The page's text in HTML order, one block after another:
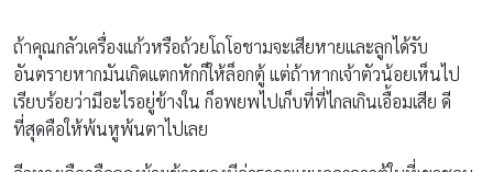
ถ้าคุณกลัวเครื่องแก้วหรือถ้วยโถโอชามจะเสียหายและลูกได้รับ
อันตรายหากมันเกิดแตกหักก็ให้ล็อกตู้ แต่ถ้าหากเจ้าตัวน้อยเห็นไป
เรียบร้อยว่ามีอะไรอยู่ข้างใน ก็อพยพไปเก็บที่ที่ไกลเกินเอื้อมเสีย ดี
ที่สุดคือให้พ้นหูพ้นตาไปเลย